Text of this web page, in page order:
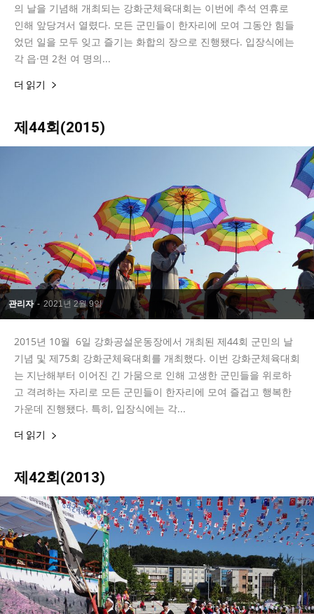
의 날을 기념해 개최되는 강화군체육대회는 이번에 추석 연휴로
인해 앞당겨서 열렸다. 모든 군민들이 한자리에 모여 그동안 힘들
었던 일을 모두 잊고 즐기는 화합의 장으로 진행됐다. 입장식에는
각 읍·면 2천 여 명의...
더 읽기
제44회(2015)
관리자 - 2021년 2월 9일
2015년 10월 6일 강화공설운동장에서 개최된 제44회 군민의 날
기념 및 제75회 강화군체육대회를 개최했다. 이번 강화군체육대회
는 지난해부터 이어진 긴 가뭄으로 인해 고생한 군민들을 위로하
고 격려하는 자리로 모든 군민들이 한자리에 모여 즐겁고 행복한
가운데 진행됐다. 특히, 입장식에는 각...
더 읽기
제42회(2013)